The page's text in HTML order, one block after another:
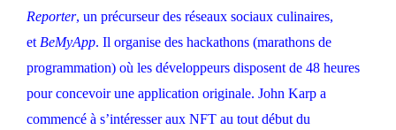
Reporter, un précurseur des réseaux sociaux culinaires,
et BeMyApp. Il organise des hackathons (marathons de
programmation) où les développeurs disposent de 48 heures
pour concevoir une application originale. John Karp a
commencé à s’intéresser aux NFT au tout début du